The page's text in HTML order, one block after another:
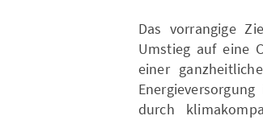
Das vorrangige
Umstieg auf eine
einer
durch